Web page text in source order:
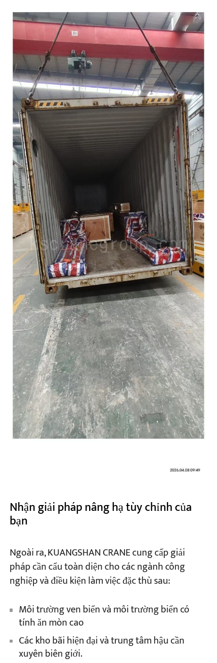
Nhận giải pháp nâng hạ tùy chỉnh của
bạn
Ngoài ra, KUANGSHAN CRANE cung cấp giải
pháp cần cẩu toàn diện cho các ngành công
nghiệp và điều kiện làm việc đặc thù sau:
Môi trường ven biển và môi trường biển có
tính ăn mòn cao
Các kho bãi hiện đại và trung tâm hậu cần
xuyên biên giới.